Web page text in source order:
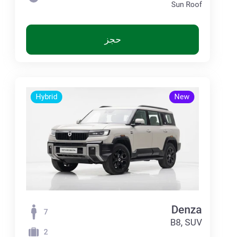
Sun Roof
حجز
New
Hybrid
Denza
B8, SUV
7
2